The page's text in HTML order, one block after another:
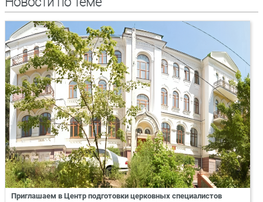
Приглашаем в Центр подготовки церковных специалистов